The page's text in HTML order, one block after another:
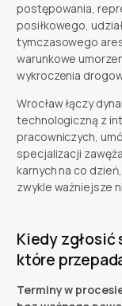
postępowania,
posiłkowego,
tymczasowego
warunkowe
wykroczenia
Wrocław łączy
technologiczną z
pracowniczych,
specjalizacji
karnych na co
zwykle ważniejsze
Kiedy zgłosić
które
Terminy w